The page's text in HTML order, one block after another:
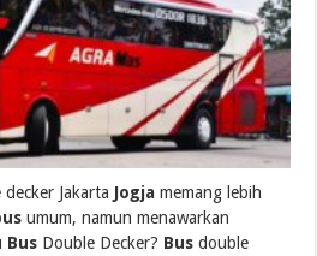
Jakarta Jogja memang lebih
umum, namun menawarkan
Bus Double Decker? Bus double